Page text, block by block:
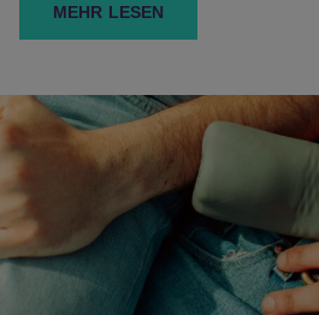
MEHR LESEN